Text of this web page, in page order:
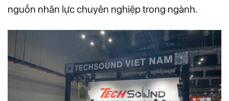
nguồn nhân lực chuyên nghiệp trong ngành.